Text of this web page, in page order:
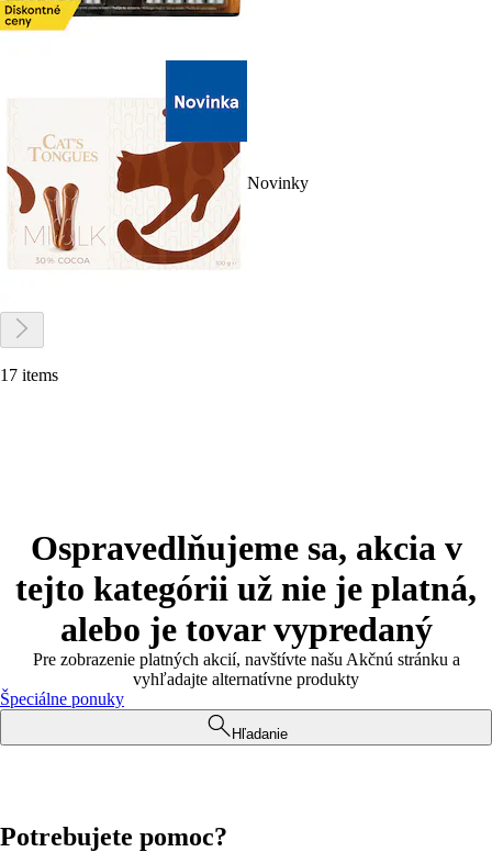
Novinky
17 items
Ospravedlňujeme sa, akcia v
tejto kategórii už nie je platná,
alebo je tovar vypredaný
Pre zobrazenie platných akcií, navštívte našu Akčnú stránku a
vyhľadajte alternatívne produkty
Špeciálne ponuky
Hľadanie
Potrebujete pomoc?